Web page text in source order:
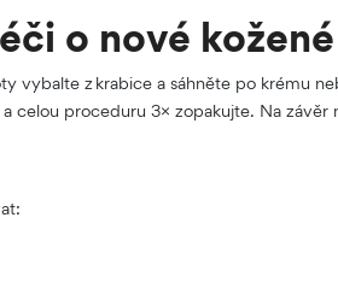
o nové
vybalte z krabice a sáhněte po krému
celou proceduru 3× zopakujte. Na závěr